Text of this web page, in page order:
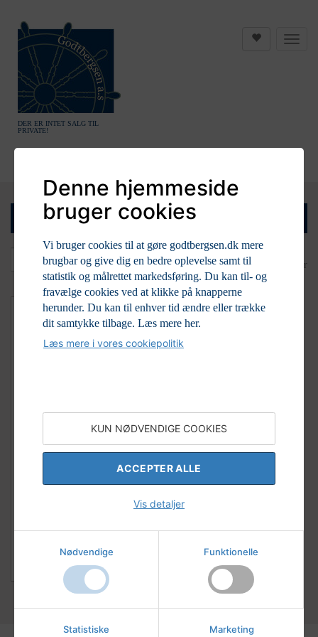
Denne hjemmeside
bruger cookies
Vi bruger cookies til at gøre godtbergsen.dk mere
brugbar og give dig en bedre oplevelse samt til
statistik og målrettet markedsføring. Du kan til- og
fravælge cookies ved at klikke på knapperne
herunder. Du kan til enhver tid ændre eller trække
dit samtykke tilbage. Læs mere her.
Læs mere i vores cookiepolitik
KUN NØDVENDIGE COOKIES
ACCEPTER ALLE
Vis detaljer
Nødvendige Funktionelle
Statistiske Marketing
DER ER INTET SALG TIL
PRIVATE!
ØREHÆNGERE, FORG. SØLV M/RAV
r
LAGERSTATUS
ØREHÆNGER. FORGYLDT
PRISER